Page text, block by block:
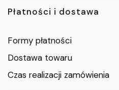
Płatności i dostawa
Formy płatności
Dostawa towaru
Czas realizacji zamówienia